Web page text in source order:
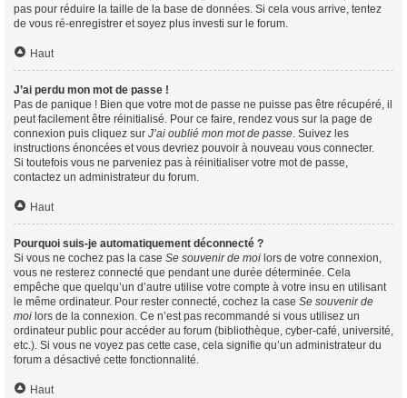
pas pour réduire la taille de la base de données. Si cela vous arrive, tentez
de vous ré-enregistrer et soyez plus investi sur le forum.
Haut
J’ai perdu mon mot de passe !
Pas de panique ! Bien que votre mot de passe ne puisse pas être récupéré, il
peut facilement être réinitialisé. Pour ce faire, rendez vous sur la page de
connexion puis cliquez sur J’ai oublié mon mot de passe. Suivez les
instructions énoncées et vous devriez pouvoir à nouveau vous connecter.
Si toutefois vous ne parveniez pas à réinitialiser votre mot de passe,
contactez un administrateur du forum.
Haut
Pourquoi suis-je automatiquement déconnecté ?
Si vous ne cochez pas la case Se souvenir de moi lors de votre connexion,
vous ne resterez connecté que pendant une durée déterminée. Cela
empêche que quelqu’un d’autre utilise votre compte à votre insu en utilisant
le même ordinateur. Pour rester connecté, cochez la case Se souvenir de
moi lors de la connexion. Ce n’est pas recommandé si vous utilisez un
ordinateur public pour accéder au forum (bibliothèque, cyber-café, université,
etc.). Si vous ne voyez pas cette case, cela signifie qu’un administrateur du
forum a désactivé cette fonctionnalité.
Haut